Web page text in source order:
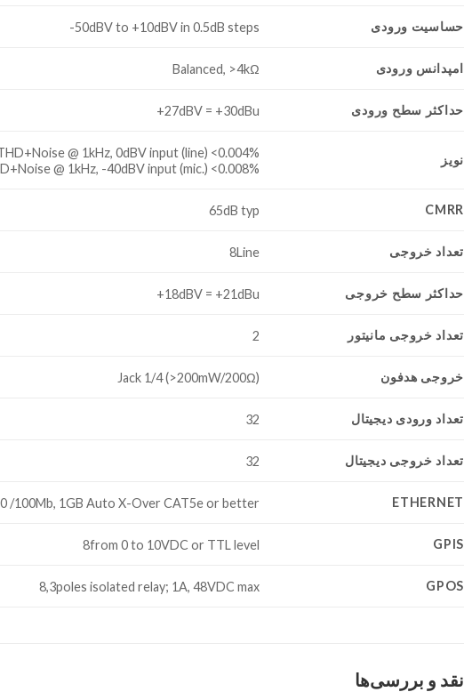
حساسیت ورودی 50dBV to +10dBV in 0.5dB steps-
امپدانس ورودی Balanced, >4kΩ
حداکثر سطح ورودی 27dBV = +30dBu+
نویز
@ 1kHz, 0dBV input (line) <0.004%
@ 1kHz, -40dBV input (mic.) <0.008%
CMRR
65dB typ
تعداد خروجی 8Line
حداکثر سطح خروجی 18dBV = +21dBu+
تعداد خروجی مانیتور 2
خروجی هدفون Jack 1/4 (>200mW/200Ω)
تعداد ورودی دیجیتال 32
تعداد خروجی دیجیتال 32
ETHERNET
/100Mb, 1GB Auto X-Over CAT5e or better
GPIS
8from 0 to 10VDC or TTL level
GPOS
8,3poles isolated relay; 1A, 48VDC max
نقد و بررسی‌ها